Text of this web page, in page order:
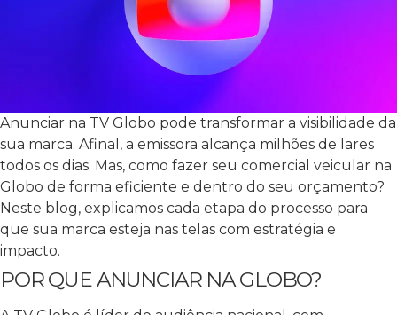
Anunciar na TV Globo pode transformar a visibilidade da
sua marca. Afinal, a emissora alcança milhões de lares
todos os dias. Mas, como fazer seu comercial veicular na
Globo de forma eficiente e dentro do seu orçamento?
Neste blog, explicamos cada etapa do processo para
que sua marca esteja nas telas com estratégia e
impacto.
POR QUE ANUNCIAR NA GLOBO?